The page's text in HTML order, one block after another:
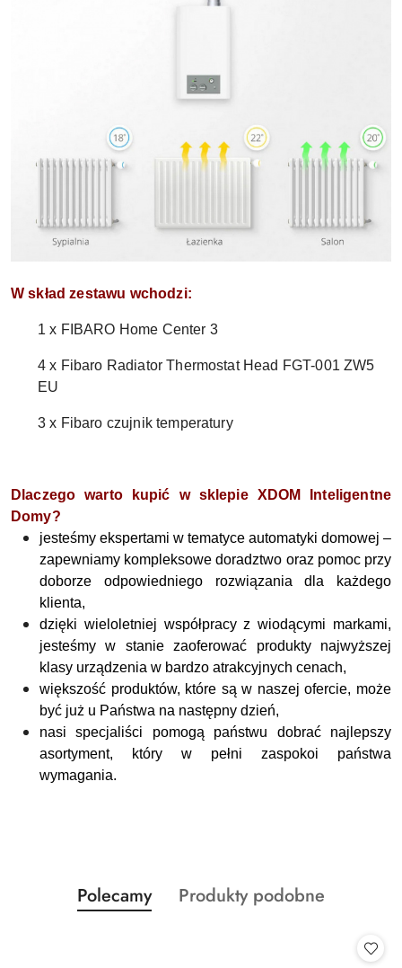
W skład zestawu wchodzi:
1 x FIBARO Home Center 3
4 x Fibaro Radiator Thermostat Head FGT-001 ZW5
EU
3 x Fibaro czujnik temperatury
Dlaczego warto kupić w sklepie XDOM Inteligentne
Domy?
jesteśmy ekspertami w tematyce automatyki domowej –
zapewniamy kompleksowe doradztwo oraz pomoc przy
doborze odpowiedniego rozwiązania dla każdego
klienta,
dzięki wieloletniej współpracy z wiodącymi markami,
jesteśmy w stanie zaoferować produkty najwyższej
klasy urządzenia w bardzo atrakcyjnych cenach,
większość produktów, które są w naszej ofercie, może
być już u Państwa na następny dzień,
nasi specjaliści pomogą państwu dobrać najlepszy
asortyment, który w pełni zaspokoi państwa
wymagania.
Pomiń karuzelę produktów
Produkty
o
Polecamy
Produkty
Produkty podobne